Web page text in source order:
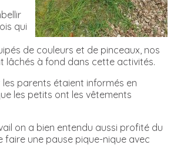
qui
de couleurs et de pinceaux, nos
lâchés à fond dans cette activités.
les parents étaient informés en
les petits ont les vêtements
on a bien entendu aussi profité du
faire une pause pique-nique avec